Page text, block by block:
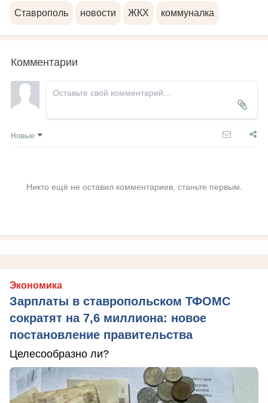
Ставрополь новости ЖКХ коммуналка
Комментарии
Новые
Никто ещё не оставил комментариев, станьте первым.
Экономика
Зарплаты в ставропольском ТФОМС
сократят на 7,6 миллиона: новое
постановление правительства
Целесообразно ли?